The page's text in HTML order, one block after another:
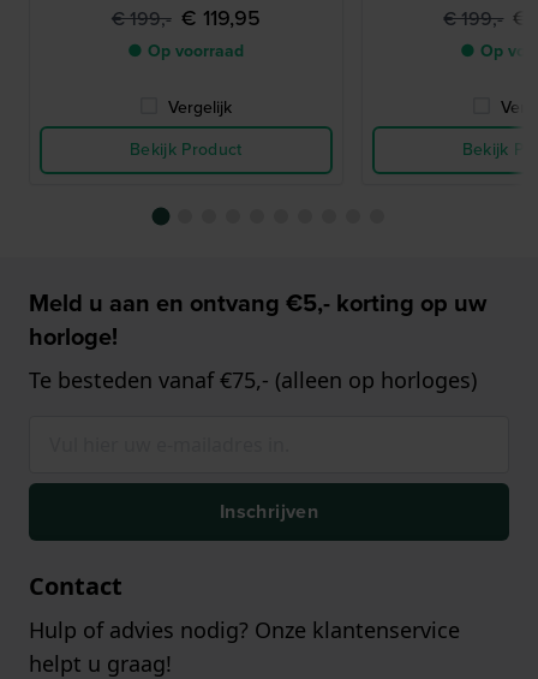
€ 199,- € 119,95
● Op voorraad
Vergelijk
Bekijk Product
€ 199,- €
● Op
Bekijk
Meld u aan en ontvang €5,- korting op uw
horloge!
Te besteden vanaf €75,- (alleen op horloges)
Inschrijven
Contact
Hulp of advies nodig? Onze klantenservice
helpt u graag!